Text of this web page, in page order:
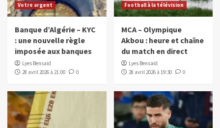
Votre argent
Banque d’Algérie – KYC
: une nouvelle règle
imposée aux banques
Lyes Bensaïd
28 avril 2026 à 21:00
0
Football à la télévision
MCA – Olympique
Akbou : heure et chaîne
du match en direct
Lyes Bensaïd
28 avril 2026 à 19:30
0